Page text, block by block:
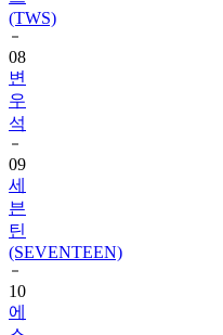
08
변
우
석
09
세
븐
틴
(SEVENTEEN)
10
에
스
파